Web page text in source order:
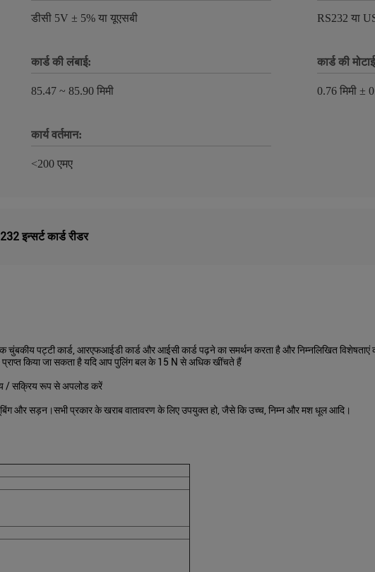
डीसी 5V ± 5% या यूएसबी RS232 या
कार्ड की लंबाई:
85.47 ~ 85.90 मिमी
कार्ड की
0.76 मिमी ±
कार्य वर्तमान:
<200 एमए
इन्सर्ट कार्ड रीडर
पट्टी कार्ड, आरएफआईडी कार्ड और आईसी कार्ड पढ़ने का समर्थन करता है और निम्नलिखित विशेषताएं
प्राप्त किया जा सकता है यदि आप पुलिंग बल के 15 N से अधिक खींचते हैं
/ सक्रिय रूप से अपलोड करें
और सड़न।सभी प्रकार के खराब वातावरण के लिए उपयुक्त हो, जैसे कि उच्च, निम्न और मश धूल आदि।